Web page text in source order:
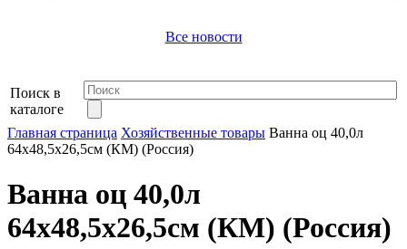
Все новости
Поиск в
каталоге
Главная страница Хозяйственные товары Ванна оц 40,0л
64х48,5х26,5см (КМ) (Россия)
Ванна оц 40,0л
64х48,5х26,5см (КМ) (Россия)